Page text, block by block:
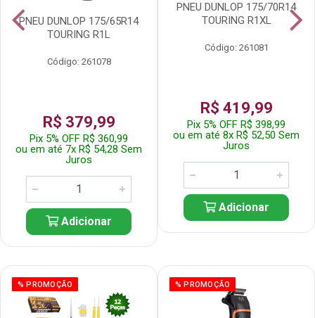
PNEU DUNLOP 175/65R14
TOURING R1L
Código: 261078
R$ 379,99
Pix 5% OFF R$ 360,99
ou em até 7x R$ 54,28 Sem
Juros
Adicionar
PNEU DUNLOP 175/70R14
TOURING R1XL
Código: 261081
R$ 419,99
Pix 5% OFF R$ 398,99
ou em até 8x R$ 52,50 Sem
Juros
Adicionar
% PROMOÇÃO % PROMOÇÃO